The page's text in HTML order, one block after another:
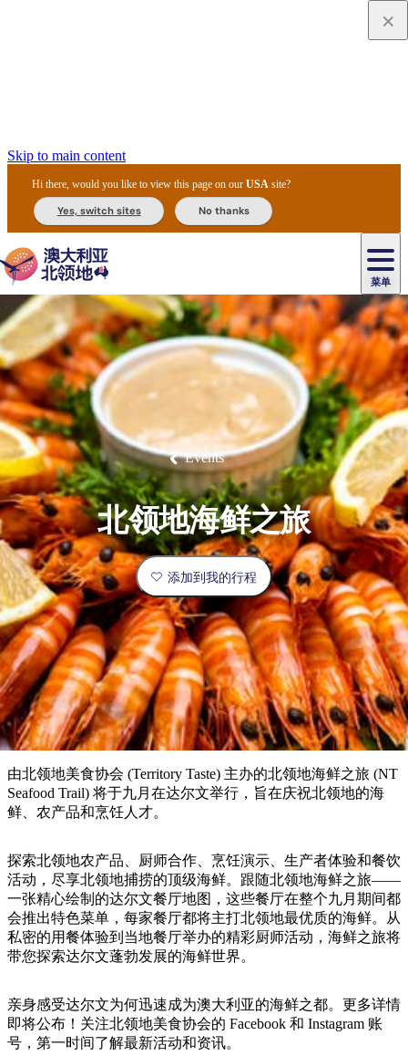
Skip to main content
Hi there, would you like to view this page on ourUSA site?
Yes, switch sites No thanks
菜单
主
导
航
景
点
最
受
欢
迎
目
的
地
内
陆
和
户
外
按
地
区
探
索
达
尔
文
爱
丽
斯
泉
乌
卡
卡
杜
国
家
李
治
菲
特
瓦
塔
卡
群
岛
姆
卡
温
泉
池
国
公
园
卡
鲁
大
理
石
保
区
马
古
克
瀑
布
茨
麦
克
唐
纳
国
家
公
园
活
动
体
验
旅
行
者
类
型
精
选
榜
单
住
民
文
化
体
验
美
食
攻
略
节
庆
与
户
外
和
自
然
和
野历
钓
鱼
旅
豪
华
野
营
旅
灵
感
规
划
您
的
旅
规
划
和
预
订
实
用
信
息
规
划
工
具
住
宿
导
游
陪
同
旅
程
租
车
和
索:
Events
北领地海鲜之旅
添加到我的行程
由北领地美食协会 (Territory Taste) 主办的北领地海鲜之旅 (NT
Seafood Trail) 将于九月在达尔文举行，旨在庆祝北领地的海
鲜、农产品和烹饪人才。
探索北领地农产品、厨师合作、烹饪演示、生产者体验和餐饮
活动，尽享北领地捕捞的顶级海鲜。跟随北领地海鲜之旅——
一张精心绘制的达尔文餐厅地图，这些餐厅在整个九月期间都
会推出特色菜单，每家餐厅都将主打北领地最优质的海鲜。从
私密的用餐体验到当地餐厅举办的精彩厨师活动，海鲜之旅将
带您探索达尔文蓬勃发展的海鲜世界。
亲身感受达尔文为何迅速成为澳大利亚的海鲜之都。更多详情
即将公布！关注北领地美食协会的 Facebook 和 Instagram 账
号，第一时间了解最新活动和资讯。